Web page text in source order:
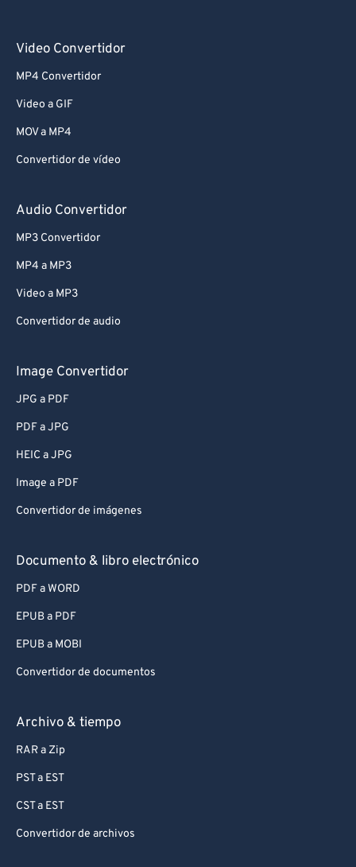
Video Convertidor
MP4 Convertidor
Video a GIF
MOV a MP4
Convertidor de vídeo
Audio Convertidor
MP3 Convertidor
MP4 a MP3
Video a MP3
Convertidor de audio
Image Convertidor
JPG a PDF
PDF a JPG
HEIC a JPG
Image a PDF
Convertidor de imágenes
Documento & libro electrónico
PDF a WORD
EPUB a PDF
EPUB a MOBI
Convertidor de documentos
Archivo & tiempo
RAR a Zip
PST a EST
CST a EST
Convertidor de archivos